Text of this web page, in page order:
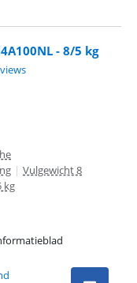
- 8/5 kg
| Vulgewicht 8
kg